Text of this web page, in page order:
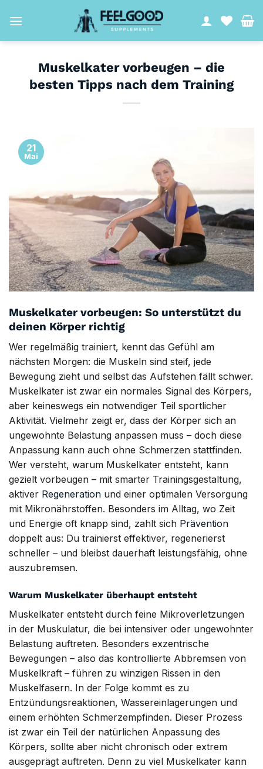
Inhalt
Muskelkater vorbeugen – die
besten Tipps nach dem Training
21
Mai
Muskelkater vorbeugen: So unterstützt du
deinen Körper richtig
Wer regelmäßig trainiert, kennt das Gefühl am
nächsten Morgen: die Muskeln sind steif, jede
Bewegung zieht und selbst das Aufstehen fällt schwer.
Muskelkater ist zwar ein normales Signal des Körpers,
aber keineswegs ein notwendiger Teil sportlicher
Aktivität. Vielmehr zeigt er, dass der Körper sich an
ungewohnte Belastung anpassen muss – doch diese
Anpassung kann auch ohne Schmerzen stattfinden.
Wer versteht, warum Muskelkater entsteht, kann
gezielt vorbeugen – mit smarter Trainingsgestaltung,
aktiver Regeneration und einer optimalen Versorgung
mit Mikronährstoffen. Besonders im Alltag, wo Zeit
und Energie oft knapp sind, zahlt sich Prävention
doppelt aus: Du trainierst effektiver, regenerierst
schneller – und bleibst dauerhaft leistungsfähig, ohne
auszubremsen.
Warum Muskelkater überhaupt entsteht
Muskelkater entsteht durch feine Mikroverletzungen
in der Muskulatur, die bei intensiver oder ungewohnter
Belastung auftreten. Besonders exzentrische
Bewegungen – also das kontrollierte Abbremsen von
Muskelkraft – führen zu winzigen Rissen in den
Muskelfasern. In der Folge kommt es zu
Entzündungsreaktionen, Wassereinlagerungen und
einem erhöhten Schmerzempfinden. Dieser Prozess
ist zwar ein Teil der natürlichen Anpassung des
Körpers, sollte aber nicht chronisch oder extrem
ausgeprägt auftreten. Denn zu viel Muskelkater kann